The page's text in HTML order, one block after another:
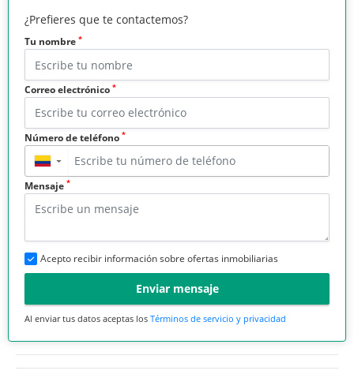
¿Prefieres que te contactemos?
Tu nombre *
Correo electrónico *
Número de teléfono *
▼
Mensaje *
Acepto recibir información sobre ofertas inmobiliarias
Enviar mensaje
Al enviar tus datos aceptas los Términos de servicio y privacidad